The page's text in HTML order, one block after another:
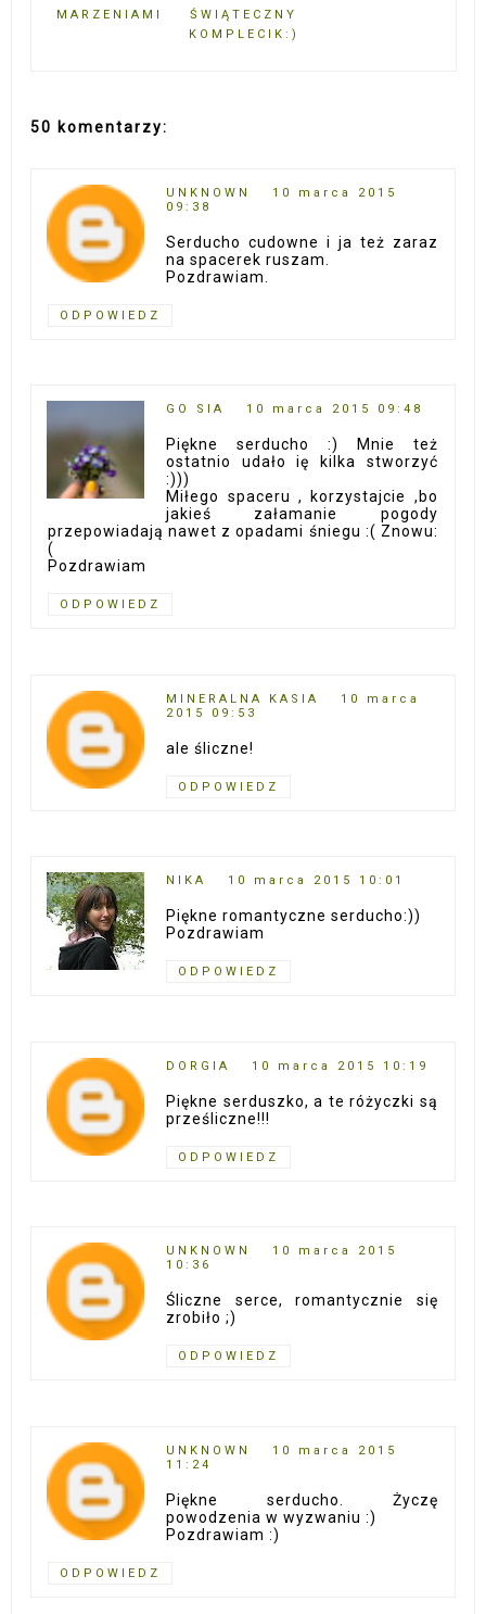
MARZENIAMI
ŚWIĄTECZNY
KOMPLECIK:)
50 komentarzy:
UNKNOWN
10 marca 2015
09:38
Serducho cudowne i ja też zaraz
na spacerek ruszam.
Pozdrawiam.
ODPOWIEDZ
GO SIA 10 marca 2015 09:48
Piękne serducho :) Mnie też
ostatnio udało ię kilka stworzyć
:)))
Miłego spaceru , korzystajcie ,bo
jakieś załamanie pogody
przepowiadają nawet z opadami śniegu :( Znowu:
(
Pozdrawiam
ODPOWIEDZ
MINERALNA KASIA
10 marca
2015 09:53
ale śliczne!
ODPOWIEDZ
NIKA 10 marca 2015 10:01
Piękne romantyczne serducho:))
Pozdrawiam
ODPOWIEDZ
DORGIA 10 marca 2015 10:19
Piękne serduszko, a te różyczki są
prześliczne!!!
ODPOWIEDZ
UNKNOWN
10 marca 2015
10:36
Śliczne serce, romantycznie się
zrobiło ;)
ODPOWIEDZ
UNKNOWN
10 marca 2015
11:24
Piękne serducho. Życzę
powodzenia w wyzwaniu :)
Pozdrawiam :)
ODPOWIEDZ